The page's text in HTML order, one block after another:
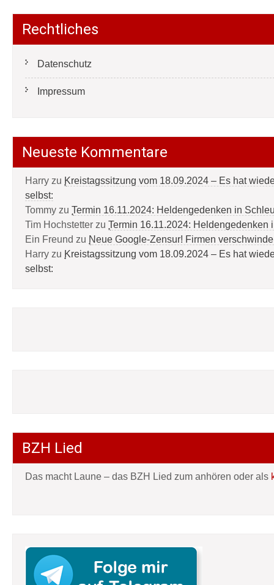
Rechtliches
Datenschutz
Impressum
Neueste Kommentare
Harry zu Kreistagssitzung vom 18.09.2024 – Es hat
selbst:
Tommy zu Termin 16.11.2024: Heldengedenken in
Tim Hochstetter zu Termin 16.11.2024: Heldengedenken
Ein Freund zu Neue Google-Zensur! Firmen
Harry zu Kreistagssitzung vom 18.09.2024 – Es hat
selbst:
BZH Lied
Das macht Laune – das BZH Lied zum anhören oder als